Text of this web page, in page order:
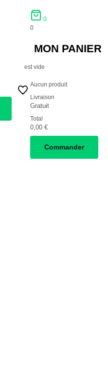
0
0
MON PANIER
est vide
Aucun produit
Livraison
Gratuit
Total
0,00 €
Commander